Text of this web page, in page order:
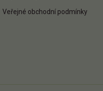
Veřejné obchodní podmínky